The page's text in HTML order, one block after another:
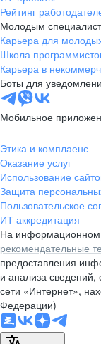
помещение 21
+7 383 207-94-64
pr@nsk.hh.ru
Минск
пр-т Дзержинского,
10 этаж,
pr@rabota.by
Алматы
пр. Абая, д. 151,
12 этаж, офис 1209
+7 727 232-13-13
Рейтинг
Молодым
Карьера для
Школа
Карьера в
Боты для
Мобильное
Этика и комплаенс
Оказание услуг
Использование
Защита
Пользовательское
ИТ аккредитация
На информационном
рекомендательные
предоставления
и анализа сведений,
сети «Интернет»,
Федерации)